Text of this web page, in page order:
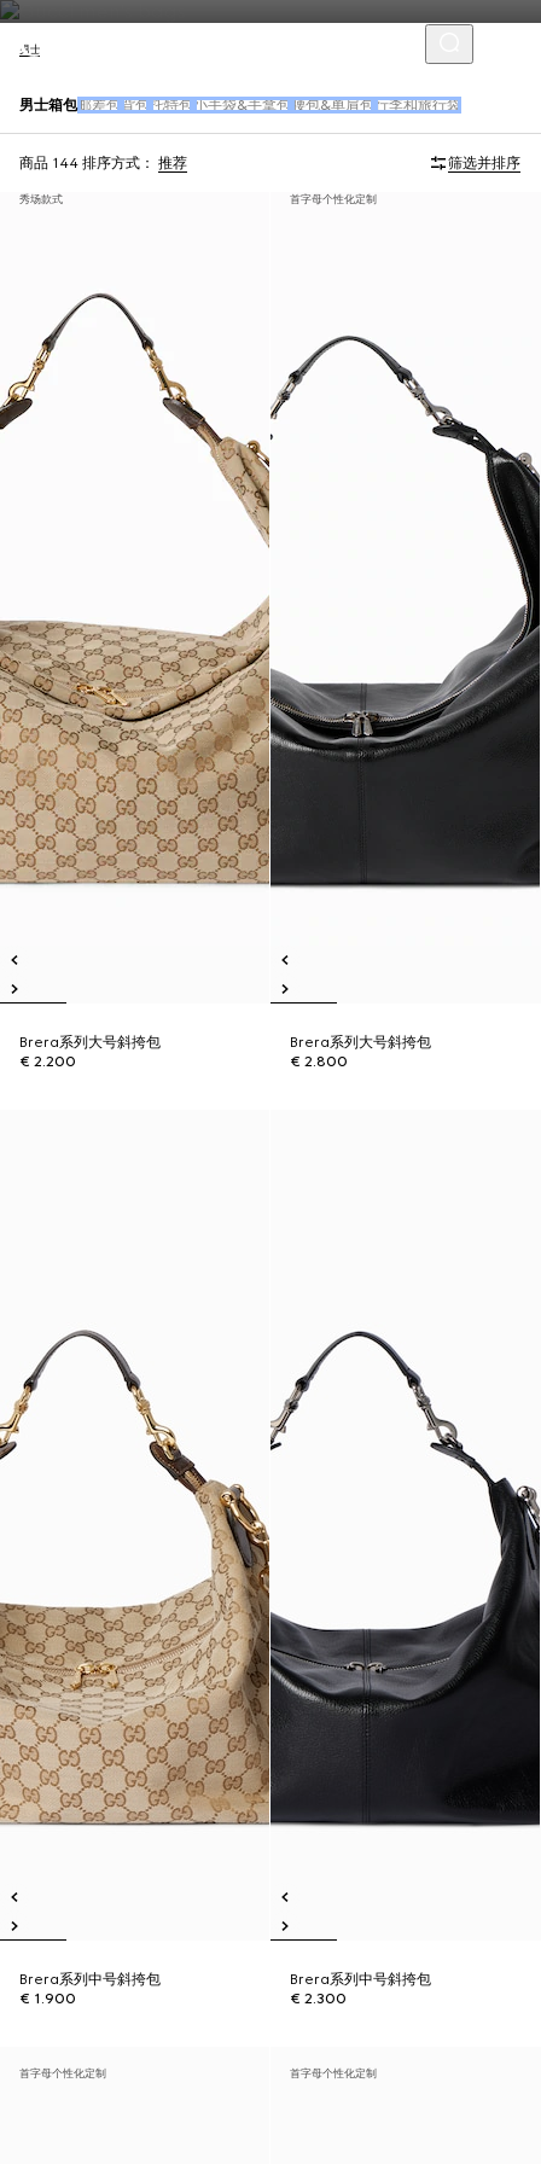
男士
男士箱包邮差包 背包 托特包 小手袋&手拿包 腰包&单肩包 行李和旅行袋
商品 144 排序方式： 推荐 筛选并排序
秀场款式
Brera系列大号斜挎包
€ 2.200
首字母个性化定制
Brera系列大号斜挎包
€ 2.800
Brera系列中号斜挎包
€ 1.900
Brera系列中号斜挎包
€ 2.300
首字母个性化定制 首字母个性化定制